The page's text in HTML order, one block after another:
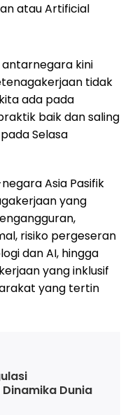
atau Artificial
kini
tidak
ada pada
baik dan saling
Selasa
Asia Pasifik
yang
risiko pergeseran
dan AI, hingga
yang inklusif
yang tertin
Dunia